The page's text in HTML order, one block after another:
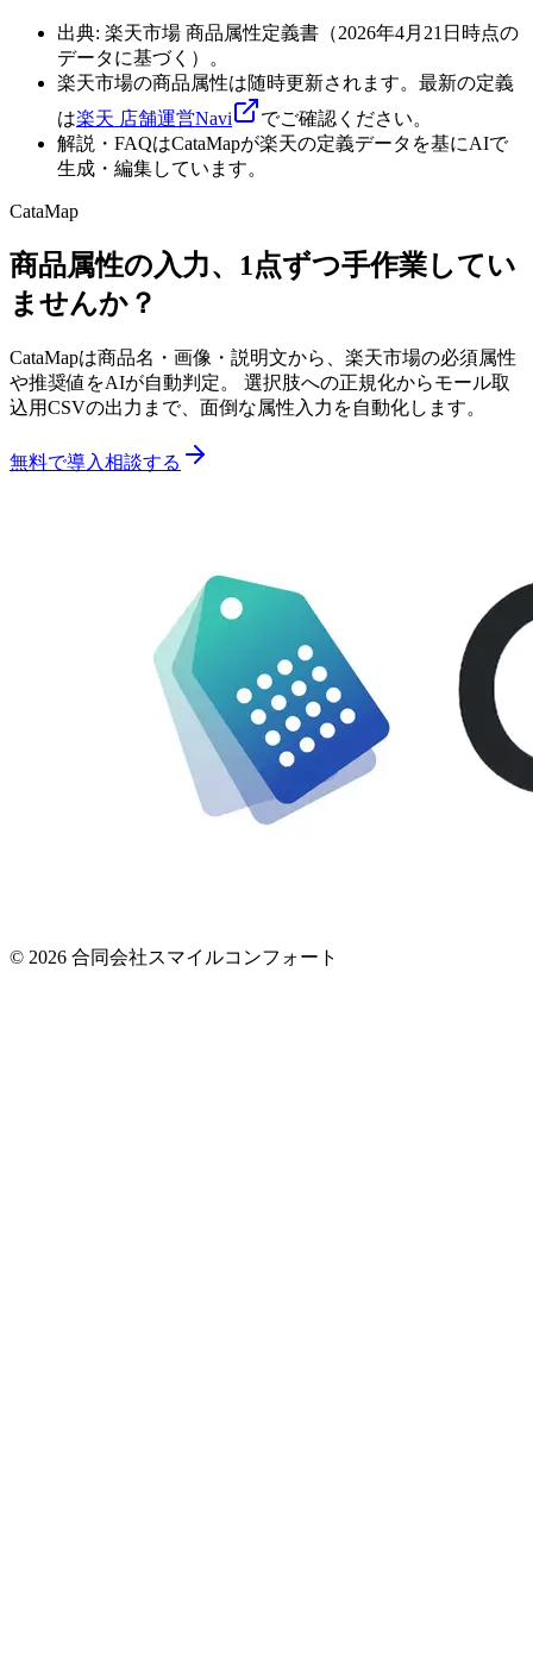
出典: 楽天市場 商品属性定義書（2026年4月21日 時点の
データに基づく）。
楽天市場の商品属性は随時更新されます。最新の定義
は楽天 店舗運営Navi
でご確認ください。
解説・FAQはCataMapが楽天の定義データを基にAIで
生成・編集しています。
CataMap
商品属性の入力、1点ずつ手作業してい
ませんか？
CataMapは商品名・画像・説明文から、楽天市場の必須属性
や推奨値をAIが自動判定。 選択肢への正規化からモール取
込用CSVの出力まで、面倒な属性入力を自動化します。
無料で導入相談する
© 2026 合同会社スマイルコンフォート